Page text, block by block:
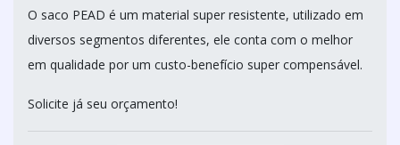
O saco PEAD é um material super resistente, utilizado em
diversos segmentos diferentes, ele conta com o melhor
em qualidade por um custo-benefício super compensável.
Solicite já seu orçamento!